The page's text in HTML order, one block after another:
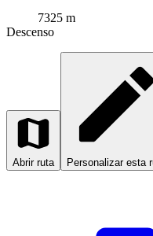
7325 m
Descenso
Abrir ruta Personalizar esta